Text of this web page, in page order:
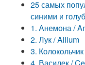
25 самых
синими и
1. Анемона /
2. Лук / Allium
3.